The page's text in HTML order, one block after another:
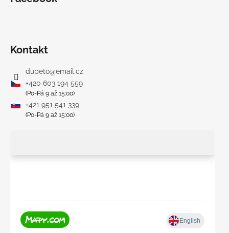
Kontakt
dupeto@email.cz
+420 603 194 559
(Po-Pá 9 až 15:00)
+421 951 541 339
(Po-Pá 9 až 15:00)